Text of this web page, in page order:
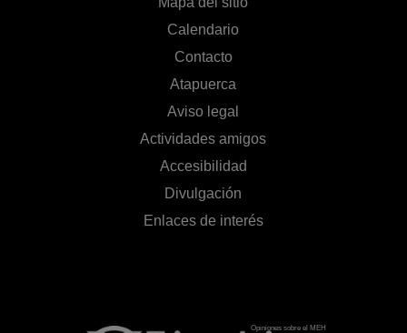
Calendario
Contacto
Atapuerca
Aviso legal
Actividades amigos
Accesibilidad
Divulgación
Enlaces de interés
Opiniones sobre el MEH